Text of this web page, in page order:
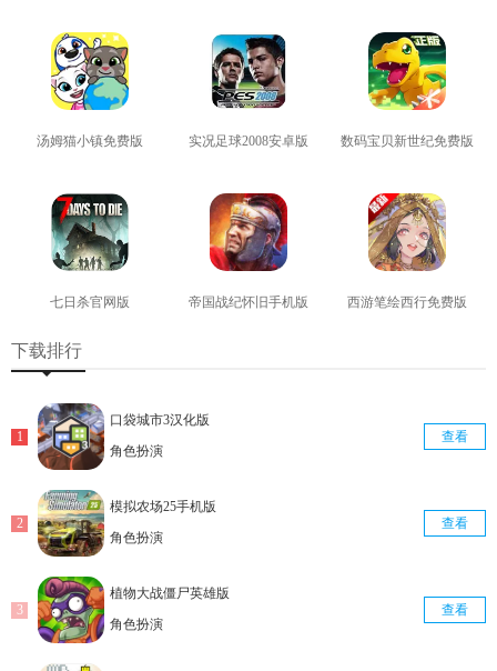
汤姆猫小镇免费版 实况足球2008安卓版 数码宝贝新世纪免费版
七日杀官网版 帝国战纪怀旧手机版 西游笔绘西行免费版
下载排行
口袋城市3汉化版
角色扮演
查看
模拟农场25手机版
角色扮演
查看
植物大战僵尸英雄版
角色扮演
查看